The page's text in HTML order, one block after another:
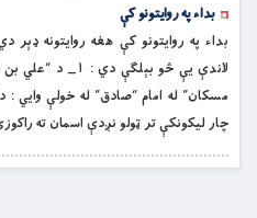
بداء په روايتونو کې
بداء په روايتونو کې هغه روايتونه
لاندې يې څو
مسکان” له امام “صادق” له خولې وايي
چار ليکونکې تر ټولو نږدې اسمان ته